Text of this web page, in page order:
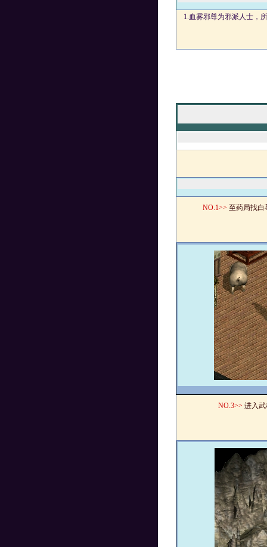
1.血雾邪尊为邪派人士，
NO.1>> 至药局找白
NO.3>> 进入